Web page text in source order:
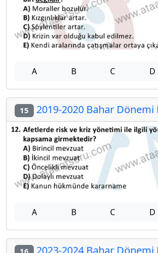
A B C D
15 2019-2020 Bahar Dönemi
A B C D
16 2023-2024 Bahar Dönemi